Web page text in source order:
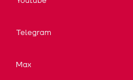
Telegram
Max